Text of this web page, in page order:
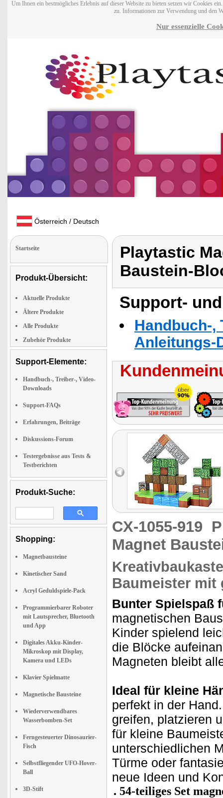
Um Ihnen ein bestmögliches Erlebnis auf dieser Website zu bieten setzen wir Cookies
zu. Informationen zur Verwendung und den
Nur essenzielle
Österreich / Deutsch
Startseite
Produkt-Übersicht:
Aktuelle Produkte
Ältere Produkte
Alle Produkte
Zubehör Produkte
Support-Elemente:
Handbuch-, Treiber-, Video-
Downloads
Support-FAQs
Erfahrungen, Beiträge
Diskussions-Forum
Testergebnisse aus Tests &
Testberichten
Produkt-Suche:
Shopping:
Magnetbausteine
Kinetischer Sand
Acryl Geduldspiele-Pack
Programmierbarer Roboter
mit Lautsprecher, Bluetooth
und App
Digitales Akku-Kinder-
Mikroskop mit Display,
Kamera und LEDs
Klavier Spielmatte
Magnetische Bausteine
Wiederverwendbares
Wasserbomben-Set
Ferngesteuerter Dinosaurier-
Fisch
Selbstfliegender UFO-Hover-
Ball
3D-Stift
Playtastic
Baustein-
Support-
Handbuch-,
Anleitungs-
CX-1055-919
Magnet
Baumeister mit
Bunter Spielspaß
magnetischen
Kinder spielend
die Blöcke
Magneten bleibt
Ideal für kleine
perfekt in der
greifen, platzieren
für kleine
unterschiedlichen
Türme oder
neue Ideen und
54-teiliges Set